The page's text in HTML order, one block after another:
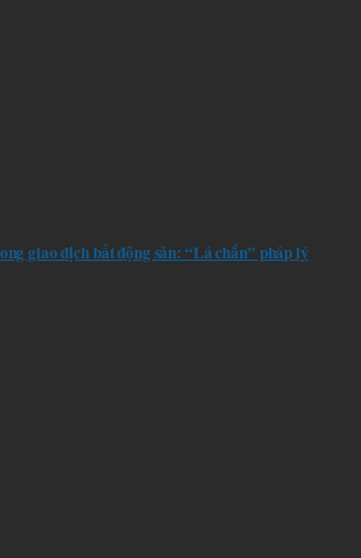
giao dịch bất động sản: “Lá chắn” pháp lý